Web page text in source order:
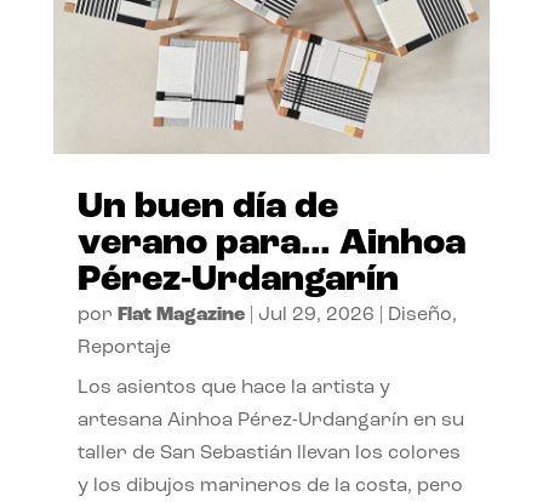
Un buen día de
verano para… Ainhoa
Pérez-Urdangarín
por Flat Magazine| Jul 29, 2026 Diseño,
Reportaje
Los asientos que hace la artista y
artesana Ainhoa Pérez-Urdangarín en su
taller de San Sebastián llevan los colores
y los dibujos marineros de la costa, pero